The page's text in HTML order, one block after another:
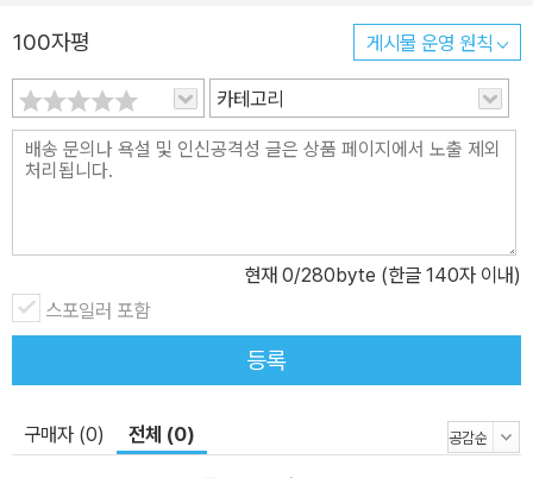
100자평 게시물 운영 원칙
카테고리
현재 0/280byte (한글 140자 이내)
스포일러 포함
등록
구매자 (0) 전체 (0)